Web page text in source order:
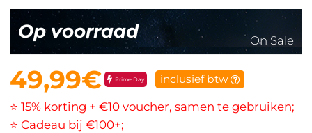
Op voorraad On Sale
49,99€ Prime Day inclusief btw
⭐ 15% korting + €10 voucher, samen te gebruiken;
⭐ Cadeau bij €100+;